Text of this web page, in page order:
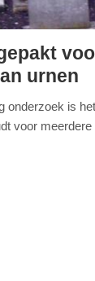
urnen
onderzoek is
voor meerdere